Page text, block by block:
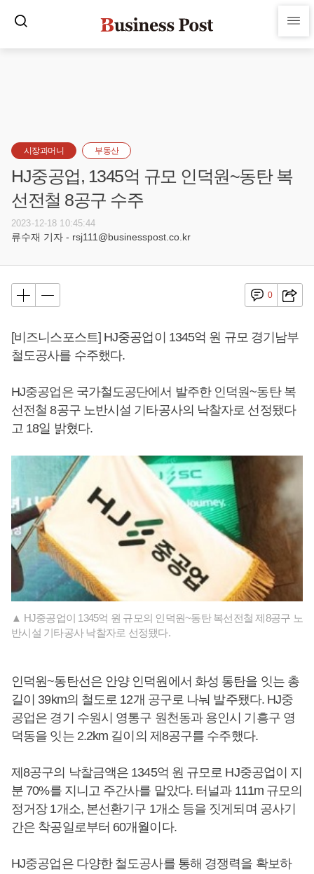
시장과머니 부동산
HJ중공업, 1345억 규모 인덕원~동탄 복
선전철 8공구 수주
2023-12-18 10:45:44
류수재 기자 - rsj111@businesspost.co.kr
0
[비즈니스포스트] HJ중공업이 1345억 원 규모 경기남부
철도공사를 수주했다.
HJ중공업은 국가철도공단에서 발주한 인덕원~동탄 복
선전철 8공구 노반시설 기타공사의 낙찰자로 선정됐다
고 18일 밝혔다.
▲ HJ중공업이 1345억 원 규모의 인덕원~동탄 복선전철 제8공구 노
반시설 기타공사 낙찰자로 선정됐다.
인덕원~동탄선은 안양 인덕원에서 화성 통탄을 잇는 총
길이 39km의 철도로 12개 공구로 나눠 발주됐다. HJ중
공업은 경기 수원시 영통구 원천동과 용인시 기흥구 영
덕동을 잇는 2.2km 길이의 제8공구를 수주했다.
제8공구의 낙찰금액은 1345억 원 규모로 HJ중공업이 지
분 70%를 지니고 주간사를 맡았다. 터널과 111m 규모의
정거장 1개소, 본선환기구 1개소 등을 짓게되며 공사기
간은 착공일로부터 60개월이다.
HJ중공업은 다양한 철도공사를 통해 경쟁력을 확보하